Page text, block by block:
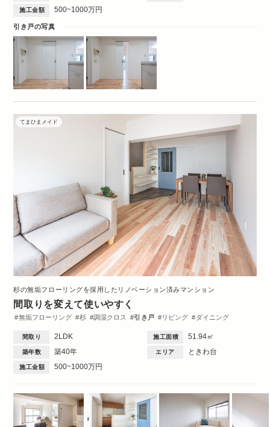
施工金額 500~1000万円
引き戸の写真
てまひまメイド
杉の無垢フローリングを採用したリノベーション済みマンション
間取りを変えて使いやすく
無垢フローリング 杉 調湿クロス 引き戸 リビング
ダイニング
間取り 2LDK 施工面積 51.94㎡
築年数 築40年 エリア ときわ台
施工金額 500~1000万円